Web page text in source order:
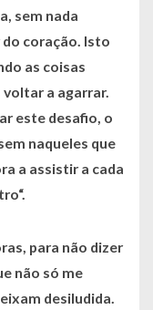
sem nada
coração. Isto
as coisas
a agarrar.
este desafio, o
naqueles que
a assistir a cada
para não dizer
não só me
desiludida.